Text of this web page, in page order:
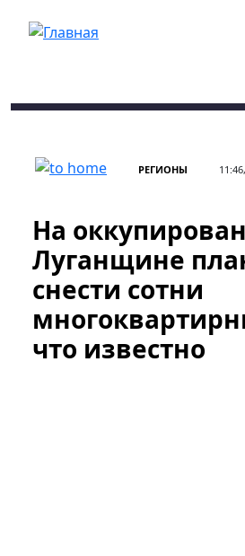
РЕГИОНЫ
На
Луганщине
снести сотни
что известно